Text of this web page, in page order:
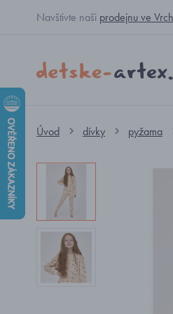
Navštivte naši prodejnu ve
Úvod dívky pyžama